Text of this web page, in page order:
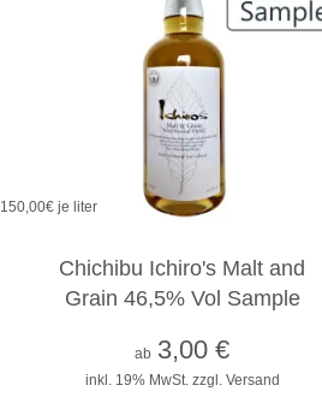
150,00€ je liter
Chichibu Ichiro's Malt and
Grain 46,5% Vol Sample
inkl. 19% MwSt. zzgl. Versand
ab 3,00 €